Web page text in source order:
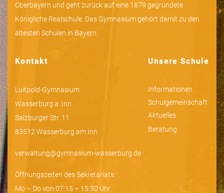
Oberbayern und geht zurück auf eine 1879 gegründete
Königliche Realschule. Das Gymnasium gehört damit zu den
ältesten Schulen in Bayern.
Kontakt
Luitpold-Gymnasium
Wasserburg a. Inn
Salzburger Str. 11
83512 Wasserburg am Inn
verwaltung@gymnasium-wasserburg.de
Öffnungszeiten des Sekretariats:
Mo – Do von 07:15 – 15:30 Uhr
Unsere Schule
Informationen
Schulgemeinschaft
Aktuelles
Beratung